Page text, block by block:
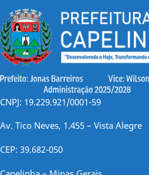
CNPJ: 19.229.921/0001-59
Av. Tico Neves, 1.455 – Vista Alegre
CEP: 39.682-050